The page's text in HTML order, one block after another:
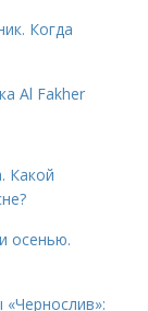
Когда
Al Fakher
Какой
осенью.